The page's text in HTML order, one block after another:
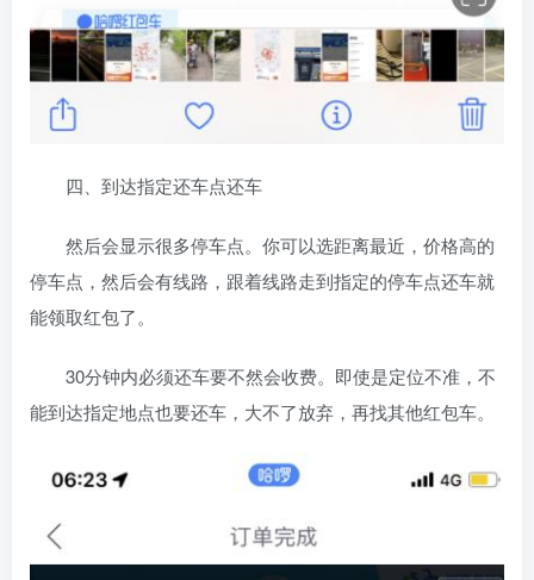
四、到达指定还车点还车
然后会显示很多停车点。你可以选距离最近，价格高的
停车点，然后会有线路，跟着线路走到指定的停车点还车就
能领取红包了。
30分钟内必须还车要不然会收费。即使是定位不准，不
能到达指定地点也要还车，大不了放弃，再找其他红包车。